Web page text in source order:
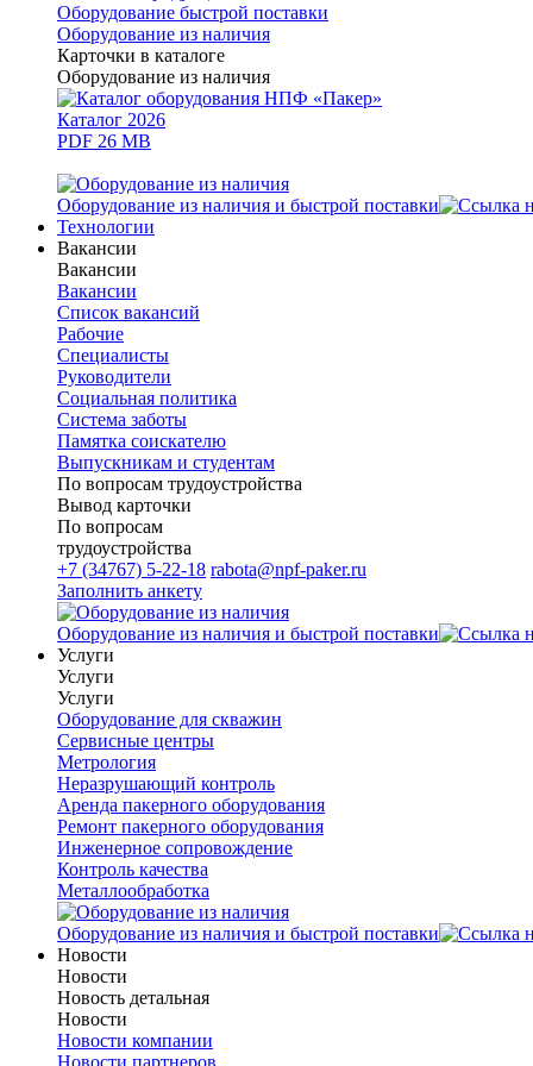
Оборудование быстрой поставки
Оборудование из наличия
Карточки в каталоге
Оборудование из наличия
Каталог 2026
PDF 26 MB
Оборудование из наличия и быстрой поставки
Технологии
Вакансии
Вакансии
Вакансии
Список вакансий
Рабочие
Специалисты
Руководители
Cоциальная политика
Система заботы
Памятка соискателю
Выпускникам и студентам
По вопросам трудоустройства
Вывод карточки
По вопросам
трудоустройства
+7 (34767) 5-22-18 rabota@npf-paker.ru
Заполнить анкету
Оборудование из наличия и быстрой поставки
Услуги
Услуги
Услуги
Оборудование для скважин
Сервисные центры
Метрология
Неразрушающий контроль
Аренда пакерного оборудования
Ремонт пакерного оборудования
Инженерное сопровождение
Контроль качества
Металлообработка
Оборудование из наличия и быстрой поставки
Новости
Новости
Новость детальная
Новости
Новости компании
Новости партнеров